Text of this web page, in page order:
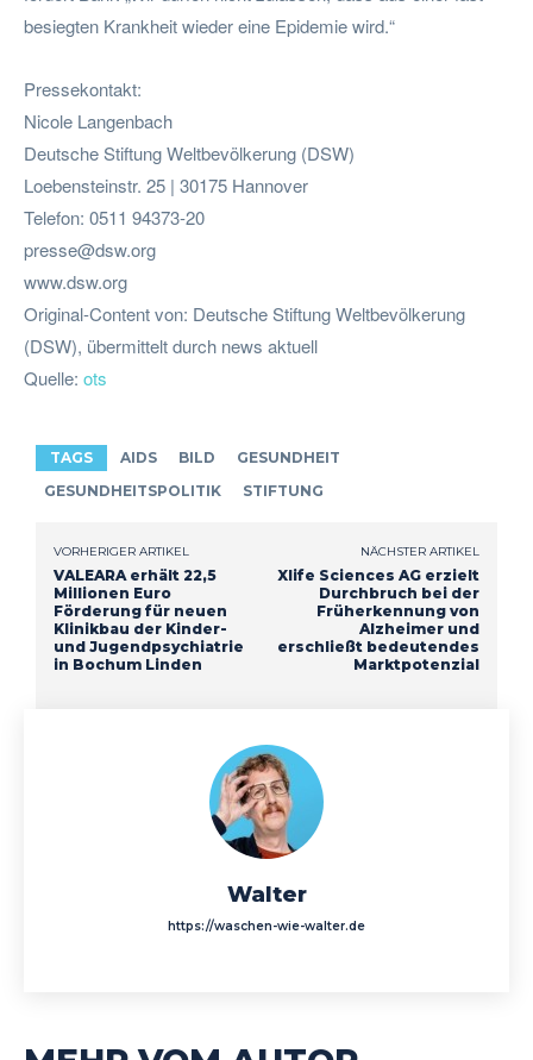
besiegten Krankheit wieder eine Epidemie wird.“
Pressekontakt:
Nicole Langenbach
Deutsche Stiftung Weltbevölkerung (DSW)
Loebensteinstr. 25 | 30175 Hannover
Telefon: 0511 94373-20
presse@dsw.org
www.dsw.org
Original-Content von: Deutsche Stiftung Weltbevölkerung
(DSW), übermittelt durch news aktuell
Quelle: ots
TAGS AIDS BILD
GESUNDHEIT
GESUNDHEITSPOLITIK
STIFTUNG
VORHERIGER ARTIKEL
VALEARA erhält 22,5
Millionen Euro
Förderung für neuen
Klinikbau der Kinder-
und Jugendpsychiatrie
in Bochum Linden
NÄCHSTER ARTIKEL
Xlife Sciences AG erzielt
Durchbruch bei der
Früherkennung von
Alzheimer und
erschließt bedeutendes
Marktpotenzial
Walter
https://waschen-wie-walter.de